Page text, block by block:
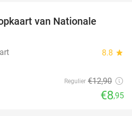
van Nationale
8.8 star
Regulier €12,90
€8,95